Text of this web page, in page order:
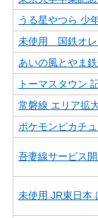
うる星やつら 少
未使用 国鉄オレ
あいの風とやま
トーマスタウン
常磐線 エリア拡
ポケモンピカチ
吾妻線サービス
未使用 JR東日本